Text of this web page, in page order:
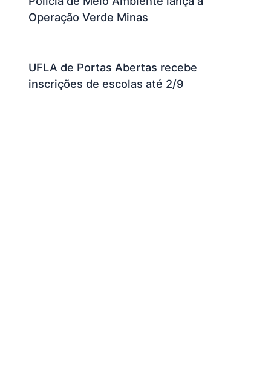
Operação Verde Minas
UFLA de Portas Abertas recebe
inscrições de escolas até 2/9